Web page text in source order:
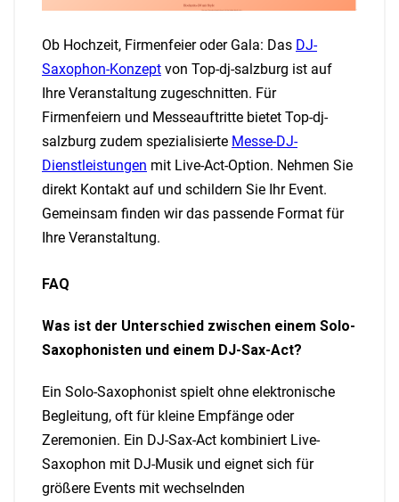
Ob Hochzeit, Firmenfeier oder Gala: Das DJ-
Saxophon-Konzept von Top-dj-salzburg ist auf
Ihre Veranstaltung zugeschnitten. Für
Firmenfeiern und Messeauftritte bietet Top-dj-
salzburg zudem spezialisierte Messe-DJ-
Dienstleistungen mit Live-Act-Option. Nehmen Sie
direkt Kontakt auf und schildern Sie Ihr Event.
Gemeinsam finden wir das passende Format für
Ihre Veranstaltung.
FAQ
Was ist der Unterschied zwischen einem Solo-
Saxophonisten und einem DJ-Sax-Act?
Ein Solo-Saxophonist spielt ohne elektronische
Begleitung, oft für kleine Empfänge oder
Zeremonien. Ein DJ-Sax-Act kombiniert Live-
Saxophon mit DJ-Musik und eignet sich für
größere Events mit wechselnden